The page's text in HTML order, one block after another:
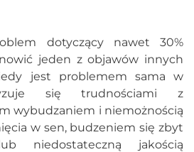
dotyczący nawet 30%
jeden z objawów innych
jest problemem sama w
się trudnościami z
wybudzaniem i niemożnością
w sen, budzeniem się zbyt
niedostateczną jakością